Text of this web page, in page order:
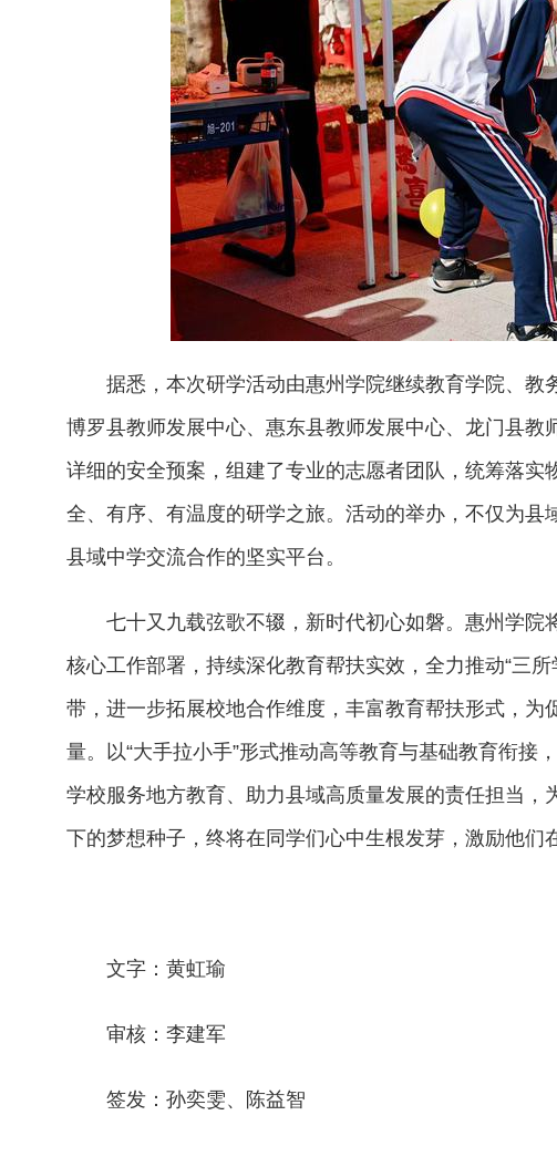
据悉，本次研学活动由惠州学院继续教育学院、教
博罗县教师发展中心、惠东县教师发展中心、龙门县
详细的安全预案，组建了专业的志愿者团队，统筹落
全、有序、有温度的研学之旅。活动的举办，不仅为
县域中学交流合作的坚实平台。
七十又九载弦歌不辍，新时代初心如磐。惠州学院
核心工作部署，持续深化教育帮扶实效，全力推动“三
带，进一步拓展校地合作维度，丰富教育帮扶形式，
量。以“大手拉小手”形式推动高等教育与基础教育衔接
学校服务地方教育、助力县域高质量发展的责任担当
下的梦想种子，终将在同学们心中生根发芽，激励他们
文字：黄虹瑜
审核：李建军
签发：孙奕雯、陈益智